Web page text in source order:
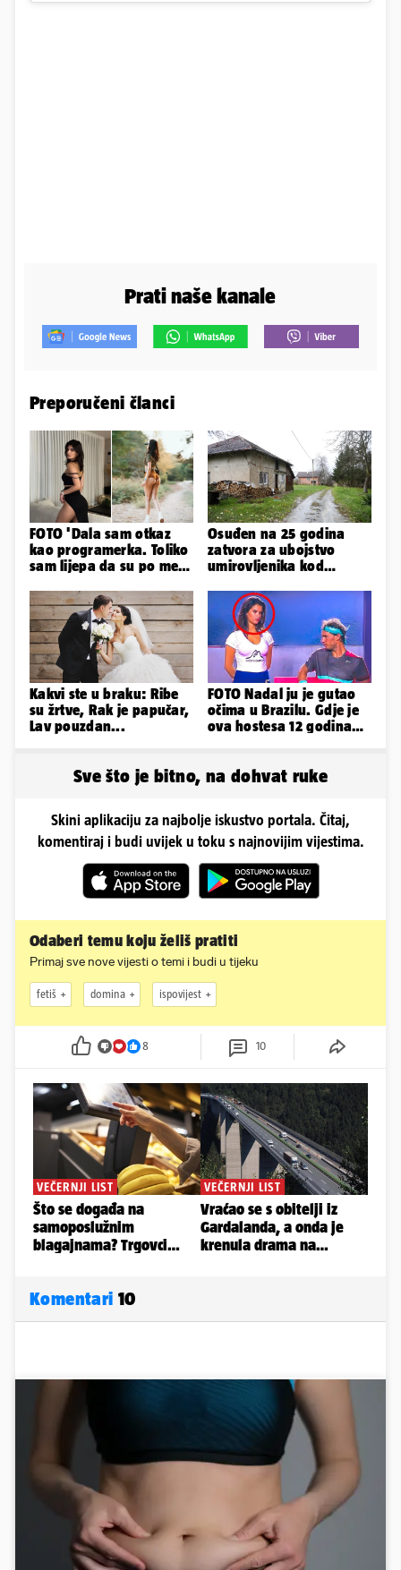
Prati naše kanale
Preporučeni članci
FOTO 'Dala sam otkaz
kao programerka. Toliko
sam lijepa da su po meni
Osuđen na 25 godina
zatvora za ubojstvo
umirovljenika kod
detalje
Kakvi ste u braku: Ribe
su žrtve, Rak je papučar,
Lav pouzdan...
FOTO Nadal ju je gutao
očima u Brazilu. Gdje je
ova hostesa 12 godina
Sve što je bitno, na dohvat ruke
Skini aplikaciju za najbolje iskustvo portala. Čitaj,
komentiraj i budi uvijek u toku s najnovijim vijestima.
Odaberi temu koju želiš pratiti
Primaj sve nove vijesti o temi i budi u tijeku
fetiš domina ispovijest
8 10
Komentari 10